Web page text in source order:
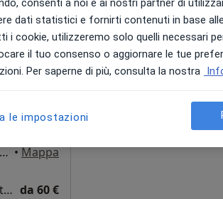
Via Emanuele Notarbartolo 22b, Palermo •Mappa
Esame OCT (tomografia ottica computerizzata) da 60 €
Oggi
8 Ago
Domani
9 Ago
Non ci sono
Chiedi di attivare
dati statistici e fornirti contenuti in base
i cookie, utilizzeremo solo quelli necessari
il tuo consenso o aggiornare le tue
Per saperne di più, consulta la nostra
le impostazioni